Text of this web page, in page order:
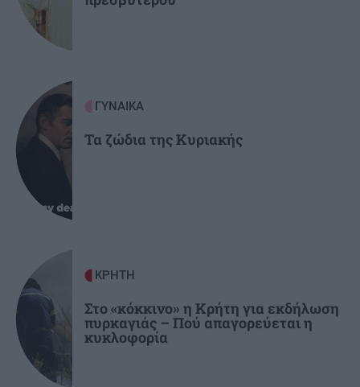
ΣΧΕΣΕΙΣ ΚΑΙ SEX
Ο σύντροφός σου σε κάνει καλύτερο άνθρωπο;
GOSSIP - LIFESTYLE
Μπρούκλιν Μπέκαμ: Εβρασε μακαρόνια με
θαλασσινό νερό
ΑΕΚ: Φιλική τεσσάρα στην Καλλιθέα πριν το
ΓΥΝΑΙΚΑ
Τα ζώδια της Κυριακής
ΚΡΗΤΗ
Στο «κόκκινο» η Κρήτη για εκδήλωση
πυρκαγιάς – Πού απαγορεύεται η
κυκλοφορία